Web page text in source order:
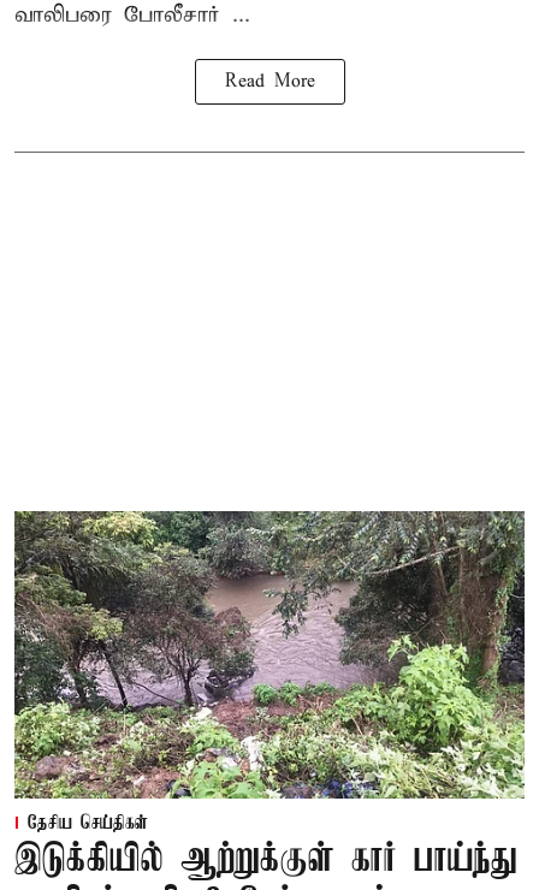
வாலிபரை போலீசார் ...
Read More
தேசிய செய்திகள்
இடுக்கியில் ஆற்றுக்குள் கார் பாய்ந்து